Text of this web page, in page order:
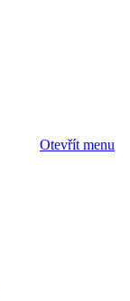
Otevřít menu